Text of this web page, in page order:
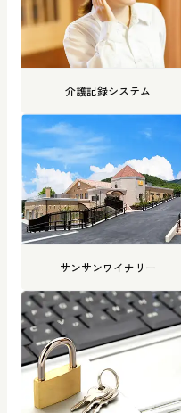
介護記録システム
サンサンワイナリー